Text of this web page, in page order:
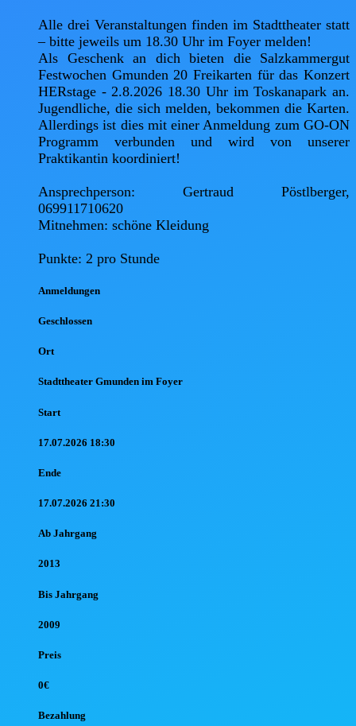
Alle drei Veranstaltungen finden im Stadttheater statt
– bitte jeweils um 18.30 Uhr im Foyer melden!
Als Geschenk an dich bieten die Salzkammergut
Festwochen Gmunden 20 Freikarten für das Konzert
HERstage - 2.8.2026 18.30 Uhr im Toskanapark an.
Jugendliche, die sich melden, bekommen die Karten.
Allerdings ist dies mit einer Anmeldung zum GO-ON
Programm verbunden und wird von unserer
Praktikantin koordiniert!
Ansprechperson: Gertraud Pöstlberger,
069911710620
Mitnehmen: schöne Kleidung
Punkte: 2 pro Stunde
Anmeldungen
Geschlossen
Ort
Stadttheater Gmunden im Foyer
Start
17.07.2026 18:30
Ende
17.07.2026 21:30
Ab Jahrgang
2013
Bis Jahrgang
2009
Preis
0€
Bezahlung